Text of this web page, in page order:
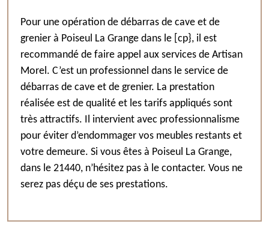
Pour une opération de débarras de cave et de
grenier à Poiseul La Grange dans le [cp}, il est
recommandé de faire appel aux services de Artisan
Morel. C’est un professionnel dans le service de
débarras de cave et de grenier. La prestation
réalisée est de qualité et les tarifs appliqués sont
très attractifs. Il intervient avec professionnalisme
pour éviter d’endommager vos meubles restants et
votre demeure. Si vous êtes à Poiseul La Grange,
dans le 21440, n’hésitez pas à le contacter. Vous ne
serez pas déçu de ses prestations.